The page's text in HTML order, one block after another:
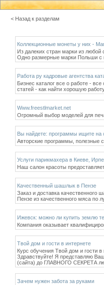
< Назад к разделам
Коллекционные монеты у них -
Из далеких стран марки из
Одно размерные марки Польши с
Работа ру кадровые агентства
Бизнес каталог все о работе -
статей - как найти хорошую
Www.freestlmarket.net
Огромный выбор моделей для
Вы найдете: программы ищите на
Авторские программы, полезные
Услуги парикмахера в Киеве,
Наш салон красоты
Качественный шашлык в Пензе
Заказ и доставка
Пензе из качественного мяса по
Ижевск: можно ли купить землю
Компания оказывает
Твой дом и гости в интернете
Курс обучения Твой дом и гости в
Здравствуйте! Я представляю
(сайта) до ГЛАВНОГО СЕКРЕТА
Зачем нужен забота за руками